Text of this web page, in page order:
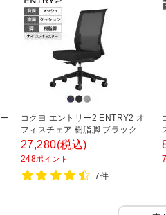
コクヨ エントリー2 ENTRY2 オ
フィスチェア 樹脂脚 ブラックフ
レーム 肘無し ナイロンキャスタ
ー シンクロロッキング 座面スラ
イド デスクチェア メッシュチェ
ア CCR-ET2P301
27,280(税込)
248ポイント
7件